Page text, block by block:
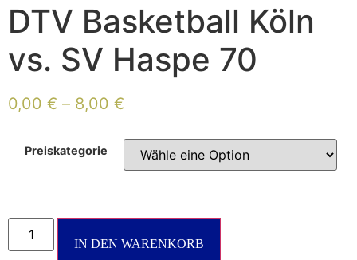
DTV Basketball Köln
vs. SV Haspe 70
0,00 € – 8,00 €
Preiskategorie
DTV
Basketball
Köln
IN DEN WARENKORB